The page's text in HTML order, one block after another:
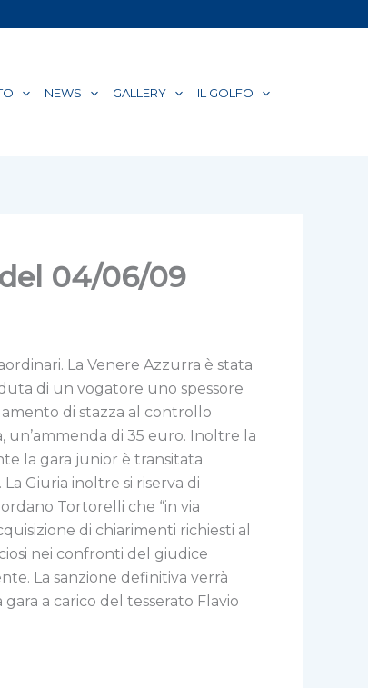
NEWS GALLERY IL GOLFO
del 04/06/09
La Venere Azzurra è stata
di un vogatore uno spessore
di stazza al controllo
un’ammenda di 35 euro. Inoltre la
la gara junior è transitata
Giuria inoltre si riserva di
Tortorelli che “in via
di chiarimenti richiesti al
nei confronti del giudice
La sanzione definitiva verrà
a carico del tesserato Flavio